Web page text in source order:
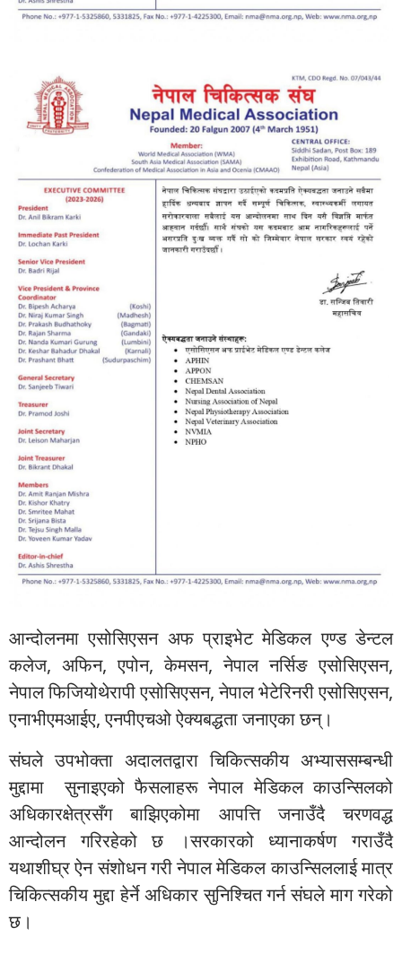
आन्दोलनमा एसोसिएसन अफ प्राइभेट मेडिकल एण्ड डेन्टल
कलेज, अफिन, एपोन, केमसन, नेपाल नर्सिङ एसोसिएसन,
नेपाल फिजियोथेरापी एसोसिएसन, नेपाल भेटेरिनरी एसोसिएसन,
एनाभीएमआईए, एनपीएचओ ऐक्यबद्धता जनाएका छन्।
संघले उपभोक्ता अदालतद्वारा चिकित्सकीय अभ्याससम्बन्धी
मुद्दामा सुनाइएको फैसलाहरू नेपाल मेडिकल काउन्सिलको
अधिकारक्षेत्रसँग बाझिएकोमा आपत्ति जनाउँदै चरणवद्ध
आन्दोलन गरिरहेको छ ।सरकारको ध्यानाकर्षण गराउँदै
यथाशीघ्र ऐन संशोधन गरी नेपाल मेडिकल काउन्सिललाई मात्र
चिकित्सकीय मुद्दा हेर्ने अधिकार सुनिश्चित गर्न संघले माग गरेको
छ।